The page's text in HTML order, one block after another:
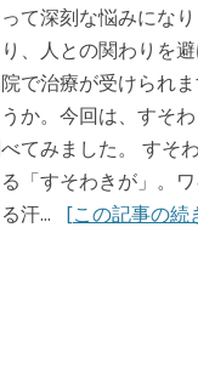
て深刻な悩みにな
、人との関わりを避
で治療が受けられ
か。今回は、すそ
てみました。 すそ
「すそわきが」。
汗... [この記事の続